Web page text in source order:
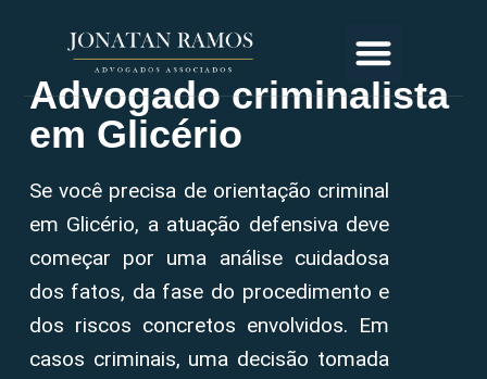
Advogado criminalista
em Glicério
Se você precisa de orientação criminal
em Glicério, a atuação defensiva deve
começar por uma análise cuidadosa
dos fatos, da fase do procedimento e
dos riscos concretos envolvidos. Em
casos criminais, uma decisão tomada